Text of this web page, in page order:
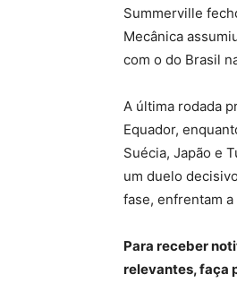
Summerville
Mecânica
com o do Brasil
A última rodada
Equador,
Suécia, Japão e
um duelo
fase, enfrentam
Para receber
relevantes, faça